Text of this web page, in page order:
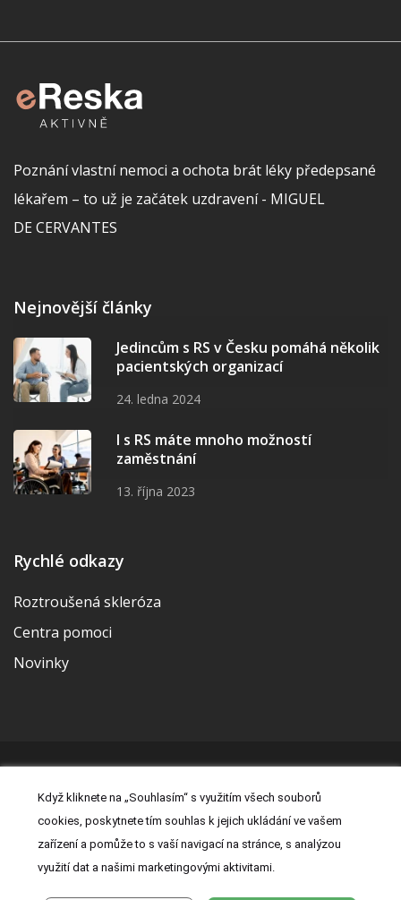
Poznání vlastní nemoci a ochota brát léky předepsané
lékařem – to už je začátek uzdravení - MIGUEL
DE CERVANTES
Nejnovější články
Jedincům s RS v Česku pomáhá několik
pacientských organizací
24. ledna 2024
I s RS máte mnoho možností
zaměstnání
13. října 2023
Rychlé odkazy
Roztroušená skleróza
Centra pomoci
Novinky
Právní prohlášení|Prohlášení o cookies|Nastavení cookies
Kontakt|Zásady zpracování osobních údajů
Když kliknete na „Souhlasím“ s využitím všech souborů
cookies, poskytnete tím souhlas k jejich ukládání ve vašem
zařízení a pomůže to s vaší navigací na stránce, s analýzou
využití dat a našimi marketingovými aktivitami.